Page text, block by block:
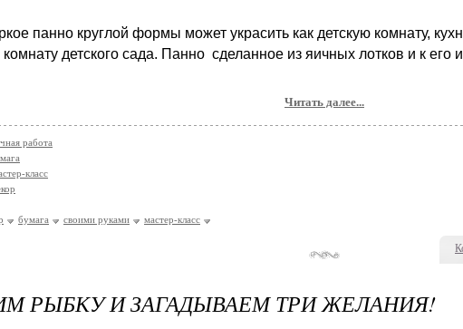
панно круглой формы может украсить как детскую комнату,
детского сада. Панно сделанное из яичных лотков и к его
Читать далее...
работа
класс
бумага своими руками мастер-класс
РЫБКУ И ЗАГАДЫВАЕМ ТРИ ЖЕЛАНИЯ!